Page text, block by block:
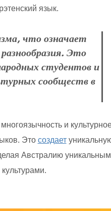
язык.
что означает
Это
студентов и
сообществ в
и
Это создает
Австралию